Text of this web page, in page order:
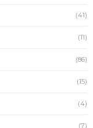
(41)
(11)
(86)
(15)
(4)
(7)